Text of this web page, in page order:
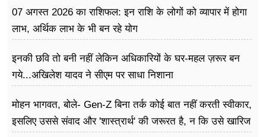
07 अगस्त 2026 का राशिफल: इन राशि के लोगों को व्यापार में होगा
लाभ, अर्थिक लाभ के भी बन रहे योग
इनकी छवि तो बनी नहीं लेकिन अधिकारियों के घर-महल ज़रूर बन
गये...अखिलेश यादव ने सीएम पर साधा​ निशाना
मोहन भागवत, बोले- Gen-Z बिना तर्क कोई बात नहीं करती स्वीकार,
इसलिए उससे संवाद और 'शास्त्रार्थ' की जरूरत है, न कि उसे खारिज